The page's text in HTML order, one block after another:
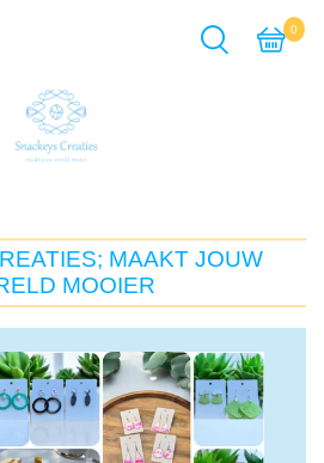
0
Items van Epoxy
Items van Acrylverf
ACTIE-pagina
MAAKT JOUW
MOOIER